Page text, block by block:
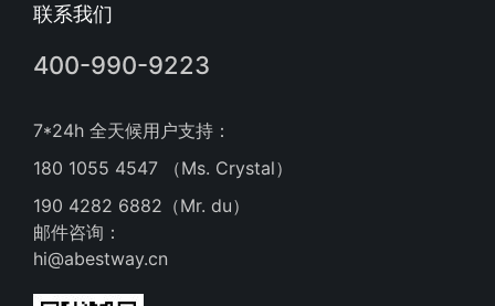
联系我们
400-990-9223
7*24h 全天候用户支持：
180 1055 4547 （Ms. Crystal）
190 4282 6882（Mr. du）
邮件咨询：
hi@abestway.cn